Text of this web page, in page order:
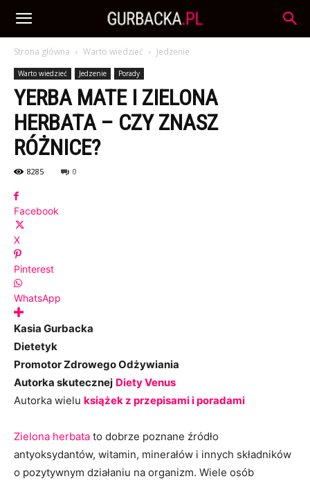
Strona główna Warto wiedzieć Jedzenie
Warto wiedzieć Jedzenie Porady
YERBA MATE I ZIELONA
HERBATA – CZY ZNASZ
RÓŻNICE?
8285 0
Facebook
X
Pinterest
WhatsApp
Kasia Gurbacka
Dietetyk
Promotor Zdrowego Odżywiania
Autorka skutecznej Diety Venus
Autorka wielu książek z przepisami i poradami
Zielona herbata to dobrze poznane źródło
antyoksydantów, witamin, minerałów i innych składników
o pozytywnym działaniu na organizm. Wiele osób